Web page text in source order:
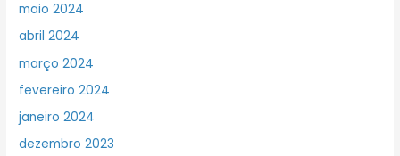
maio 2024
abril 2024
março 2024
fevereiro 2024
janeiro 2024
dezembro 2023